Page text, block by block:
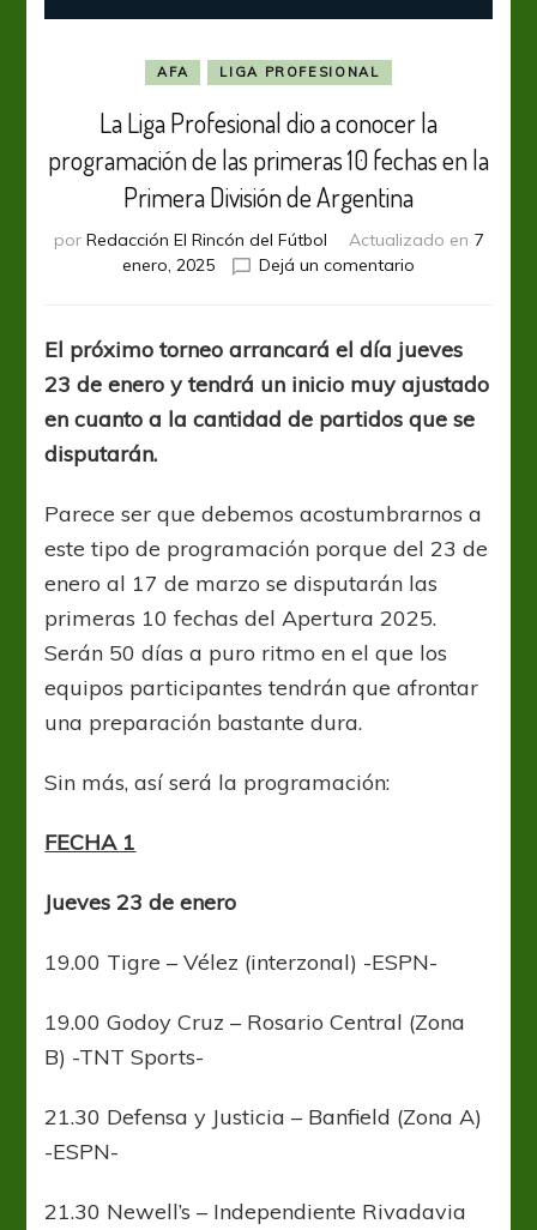
AFA LIGA PROFESIONAL
La Liga Profesional dio a conocer la
programación de las primeras 10 fechas en la
Primera División de Argentina
por Redacción El Rincón del Fútbol Actualizado en 7
enero, 2025
Dejá un comentario
dio
a
conocer
las
primeras
fechas
en
la
Primera
División
El próximo torneo arrancará el día jueves
23 de enero y tendrá un inicio muy ajustado
en cuanto a la cantidad de partidos que se
disputarán.
Parece ser que debemos acostumbrarnos a
este tipo de programación porque del 23 de
enero al 17 de marzo se disputarán las
primeras 10 fechas del Apertura 2025.
Serán 50 días a puro ritmo en el que los
equipos participantes tendrán que afrontar
una preparación bastante dura.
Sin más, así será la programación:
FECHA 1
Jueves 23 de enero
19.00 Tigre – Vélez (interzonal) -ESPN-
19.00 Godoy Cruz – Rosario Central (Zona
B) -TNT Sports-
21.30 Defensa y Justicia – Banfield (Zona A)
-ESPN-
21.30 Newell’s – Independiente Rivadavia